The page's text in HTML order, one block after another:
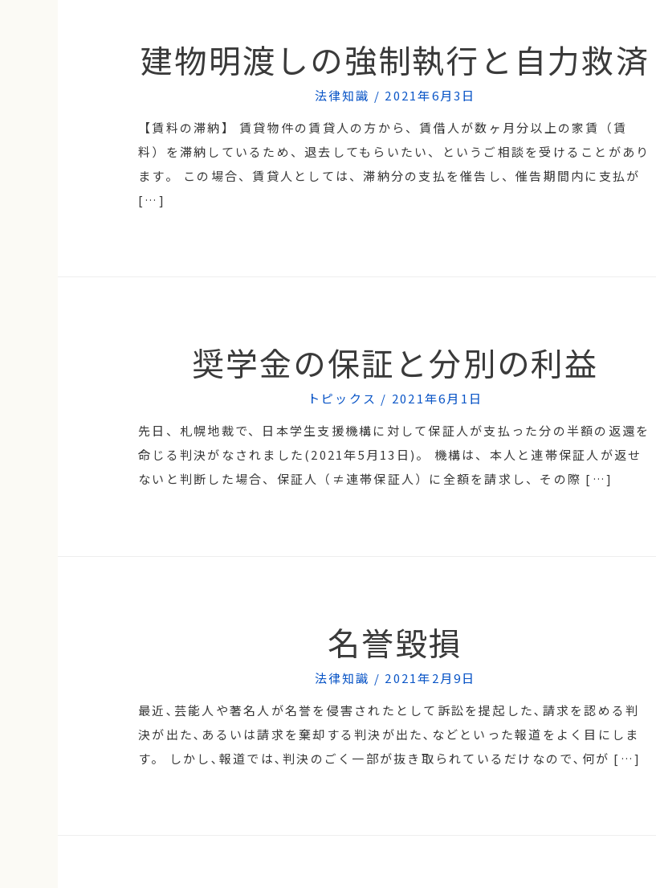
建物明渡しの強制執行と自力救済
法律知識 / 2021年6月3日
【賃料の滞納】 賃貸物件の賃貸人の方から、賃借人が数ヶ月分以上の家賃（賃
料）を滞納しているため、退去してもらいたい、というご相談を受けることがあり
ます。 この場合、賃貸人としては、滞納分の支払を催告し、催告期間内に支払が
[…]
奨学金の保証と分別の利益
トピックス / 2021年6月1日
先日、札幌地裁で、日本学生支援機構に対して保証人が支払った分の半額の返還を
命じる判決がなされました(2021年5月13日)。 機構は、本人と連帯保証人が返せ
ないと判断した場合、保証人（≠連帯保証人）に全額を請求し、その際 […]
名誉毀損
法律知識 / 2021年2月9日
最近､芸能人や著名人が名誉を侵害されたとして訴訟を提起した､請求を認める判
決が出た､あるいは請求を棄却する判決が出た､などといった報道をよく目にしま
す。 しかし､報道では､判決のごく一部が抜き取られているだけなので､何が […]